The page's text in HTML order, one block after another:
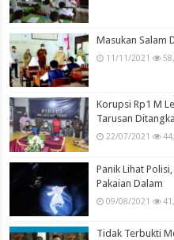
Masukan Salam
11/11/2021
Korupsi Rp1 M
Tarusan
22/07/2021
Panik Lihat
Pakaian Dalam
09/08/2021
Tidak Terbukti